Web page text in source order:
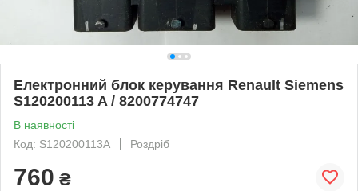
Електронний блок керування Renault Siemens
S120200113 A / 8200774747
В наявності
Код: S120200113A
Роздріб
760 ₴